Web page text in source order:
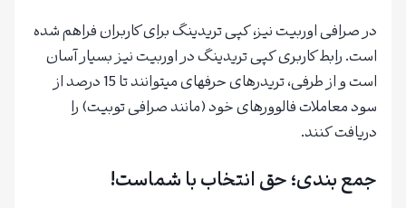
در صرافی اوربیت نیز، کپی تریدینگ برای کاربران فراهم شده
است. رابط کاربری کپی تریدینگ در اوربیت نیز بسیار آسان
است و از طرفی، تریدرهای حرفهای میتوانند تا 15 درصد از
سود معاملات فالوورهای خود (مانند صرافی توبیت) را
دریافت کنند.
جمع بندی؛ حق انتخاب با شماست!